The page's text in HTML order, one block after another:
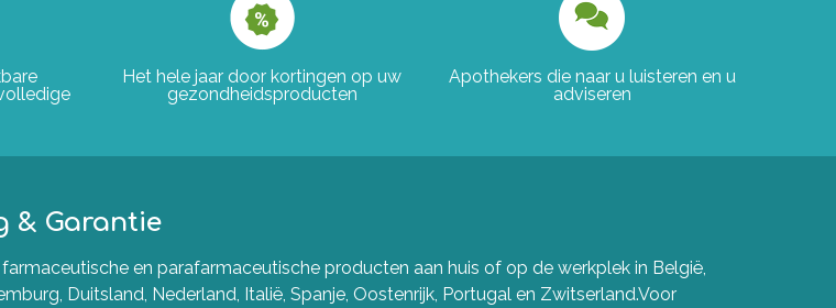
Het hele jaar door kortingen op uw
gezondheidsproducten
Apothekers die naar u luisteren en u
adviseren
& Garantie
en parafarmaceutische producten aan huis of op de werkplek in België,
Duitsland, Nederland, Italië, Spanje, Oostenrijk, Portugal en Zwitserland.Voor